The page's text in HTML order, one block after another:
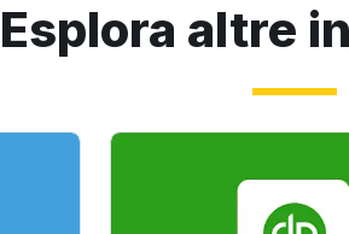
Esplora altre